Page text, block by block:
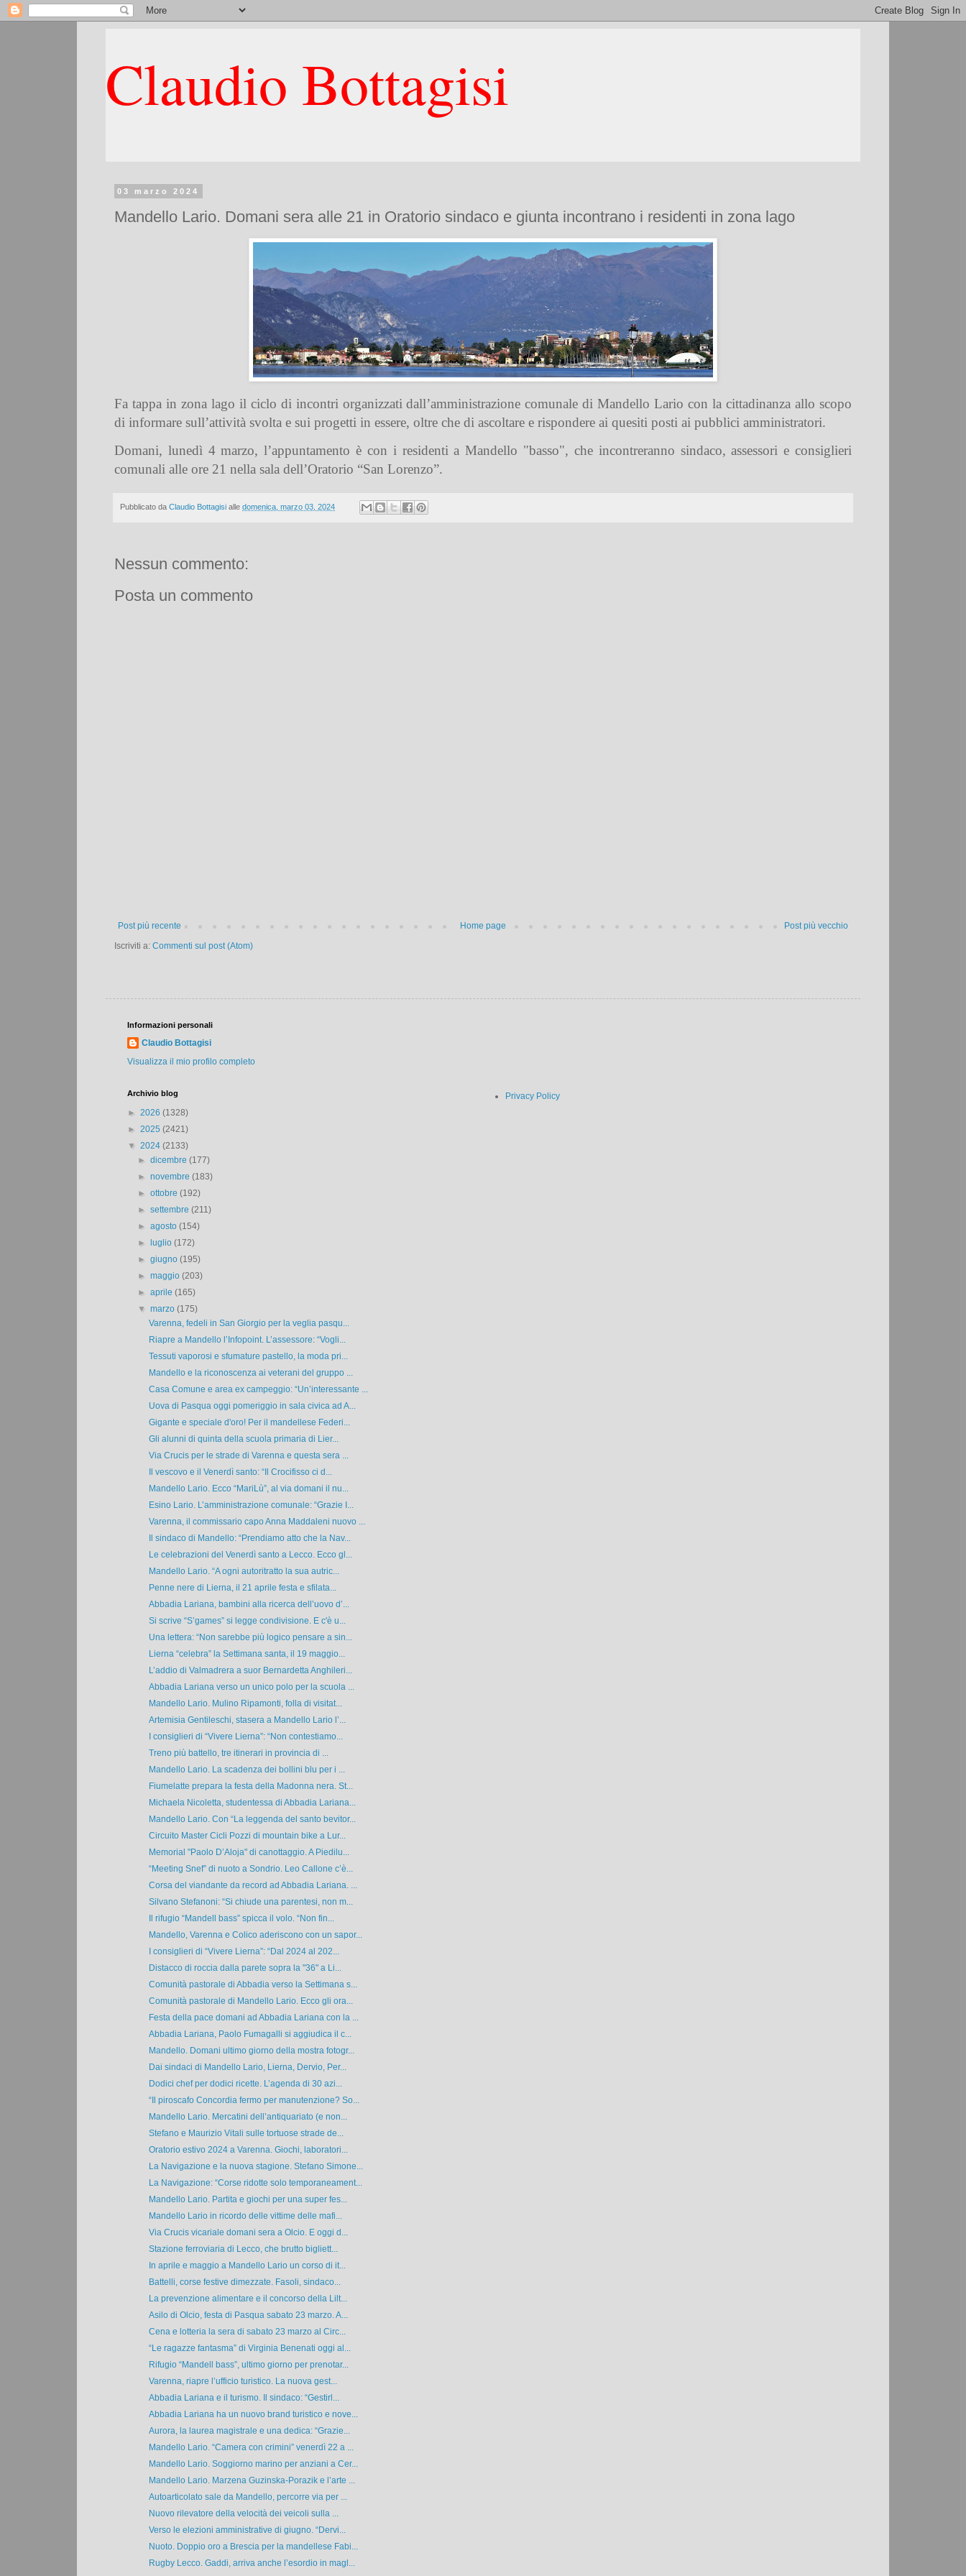
Claudio Bottagisi
03 marzo 2024
Mandello Lario. Domani sera alle 21 in Oratorio sindaco e giunta incontrano i residenti in zona lago
Fa tappa in zona lago il ciclo di incontri organizzati dall’amministrazione comunale di Mandello Lario con la cittadinanza allo scopo
di informare sull’attività svolta e sui progetti in essere, oltre che di ascoltare e rispondere ai quesiti posti ai pubblici amministratori.
Domani, lunedì 4 marzo, l’appuntamento è con i residenti a Mandello "basso", che incontreranno sindaco, assessori e consiglieri
comunali alle ore 21 nella sala dell’Oratorio “San Lorenzo”.
Pubblicato da Claudio Bottagisi alle domenica, marzo 03, 2024
Nessun commento:
Posta un commento
Post più recente Post più vecchio
Home page
Iscriviti a: Commenti sul post (Atom)
Informazioni personali
Claudio Bottagisi
Visualizza il mio profilo completo
Archivio blog
► 2026 (1328)
► 2025 (2421)
▼ 2024 (2133)
►dicembre(177)
►novembre(183)
►ottobre(192)
►settembre(211)
►agosto(154)
►
luglio(172)
►giugno(195)
►maggio(203)
►aprile(165)
▼marzo(175)
Varenna, fedeli in San Giorgio per la veglia pasqu...
Riapre a Mandello l’Infopoint. L’assessore: “Vogli...
Tessuti vaporosi e sfumature pastello, la moda pri...
Mandello e la riconoscenza ai veterani del gruppo ...
Casa Comune e area ex campeggio: “Un’interessante ...
Uova di Pasqua oggi pomeriggio in sala civica ad A...
Gigante e speciale d'oro! Per il mandellese Federi...
Gli alunni di quinta della scuola primaria di Lier...
Via Crucis per le strade di Varenna e questa sera ...
Il vescovo e il Venerdì santo: “Il Crocifisso ci d...
Mandello Lario. Ecco “MariLù”, al via domani il nu...
Esino Lario. L’amministrazione comunale: “Grazie I...
Varenna, il commissario capo Anna Maddaleni nuovo ...
Il sindaco di Mandello: “Prendiamo atto che la Nav...
Le celebrazioni del Venerdì santo a Lecco. Ecco gl...
Mandello Lario. “A ogni autoritratto la sua autric...
Penne nere di Lierna, il 21 aprile festa e sfilata...
Abbadia Lariana, bambini alla ricerca dell’uovo d’...
Si scrive “S’games” si legge condivisione. E c'è u...
Una lettera: “Non sarebbe più logico pensare a sin...
Lierna “celebra” la Settimana santa, il 19 maggio...
L’addio di Valmadrera a suor Bernardetta Anghileri...
Abbadia Lariana verso un unico polo per la scuola ...
Mandello Lario. Mulino Ripamonti, folla di visitat...
Artemisia Gentileschi, stasera a Mandello Lario l’...
I consiglieri di “Vivere Lierna”: “Non contestiamo...
Treno più battello, tre itinerari in provincia di ...
Mandello Lario. La scadenza dei bollini blu per i ...
Fiumelatte prepara la festa della Madonna nera. St...
Michaela Nicoletta, studentessa di Abbadia Lariana...
Mandello Lario. Con “La leggenda del santo bevitor...
Circuito Master Cicli Pozzi di mountain bike a Lur...
Memorial "Paolo D’Aloja" di canottaggio. A Piedilu...
“Meeting Snef” di nuoto a Sondrio. Leo Callone c’è...
Corsa del viandante da record ad Abbadia Lariana. ...
Silvano Stefanoni: “Si chiude una parentesi, non m...
Il rifugio “Mandell bass” spicca il volo. “Non fin...
Mandello, Varenna e Colico aderiscono con un sapor...
I consiglieri di “Vivere Lierna”: “Dal 2024 al 202...
Distacco di roccia dalla parete sopra la "36" a Li...
Comunità pastorale di Abbadia verso la Settimana s...
Comunità pastorale di Mandello Lario. Ecco gli ora...
Festa della pace domani ad Abbadia Lariana con la ...
Abbadia Lariana, Paolo Fumagalli si aggiudica il c...
Mandello. Domani ultimo giorno della mostra fotogr...
Dai sindaci di Mandello Lario, Lierna, Dervio, Per...
Dodici chef per dodici ricette. L’agenda di 30 azi...
“Il piroscafo Concordia fermo per manutenzione? So...
Mandello Lario. Mercatini dell’antiquariato (e non...
Stefano e Maurizio Vitali sulle tortuose strade de...
Oratorio estivo 2024 a Varenna. Giochi, laboratori...
La Navigazione e la nuova stagione. Stefano Simone...
La Navigazione: “Corse ridotte solo temporaneament...
Mandello Lario. Partita e giochi per una super fes...
Mandello Lario in ricordo delle vittime delle mafi...
Via Crucis vicariale domani sera a Olcio. E oggi d...
Stazione ferroviaria di Lecco, che brutto bigliett...
In aprile e maggio a Mandello Lario un corso di it...
Battelli, corse festive dimezzate. Fasoli, sindaco...
La prevenzione alimentare e il concorso della Lilt...
Asilo di Olcio, festa di Pasqua sabato 23 marzo. A...
Cena e lotteria la sera di sabato 23 marzo al Circ...
“Le ragazze fantasma” di Virginia Benenati oggi al...
Rifugio “Mandell bass”, ultimo giorno per prenotar...
Varenna, riapre l’ufficio turistico. La nuova gest...
Abbadia Lariana e il turismo. Il sindaco: “Gestirl...
Abbadia Lariana ha un nuovo brand turistico e nove...
Aurora, la laurea magistrale e una dedica: “Grazie...
Mandello Lario. “Camera con crimini” venerdì 22 a ...
Mandello Lario. Soggiorno marino per anziani a Cer...
Mandello Lario. Marzena Guzinska-Porazik e l’arte ...
Autoarticolato sale da Mandello, percorre via per ...
Nuovo rilevatore della velocità dei veicoli sulla ...
Verso le elezioni amministrative di giugno. “Dervi...
Nuoto. Doppio oro a Brescia per la mandellese Fabi...
Rugby Lecco. Gaddi, arriva anche l’esordio in magl...
Privacy Policy